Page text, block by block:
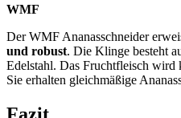
WMF
Der WMF Ananasschneider
und robust. Die Klinge besteht
Edelstahl. Das Fruchtfleisch wird
Sie erhalten gleichmäßige